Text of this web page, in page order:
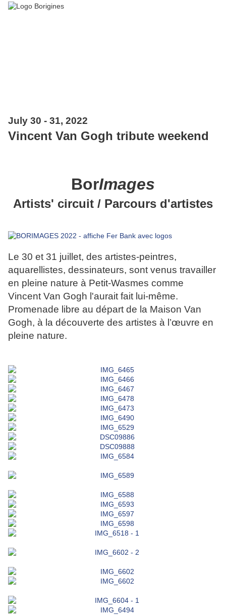
July 30 - 31, 2022
Vincent Van Gogh tribute weekend
BorImages
Artists' circuit / Parcours d'artistes
Le 30 et 31 juillet, des artistes-peintres,
aquarellistes, dessinateurs, sont venus travailler
en pleine nature à Petit-Wasmes comme
Vincent Van Gogh l'aurait fait lui-même.
Promenade libre au départ de la Maison Van
Gogh, à la découverte des artistes à l’œuvre en
pleine nature.